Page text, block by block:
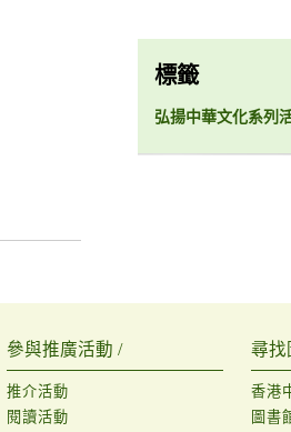
標籤
弘揚中華文化系列
參與推廣活動 /
推介活動
閱讀活動
尋找
香港
圖書